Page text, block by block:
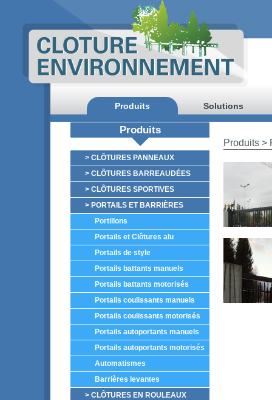
Produits Solutions
Produits
> CLÔTURES PANNEAUX
> CLÔTURES BARREAUDÉES
> CLÔTURES SPORTIVES
> PORTAILS ET BARRIÈRES
Portillons
Portails et Clôtures alu
Portails de style
Portails battants manuels
Portails battants motorisés
Portails coulissants manuels
Portails coulissants motorisés
Portails autoportants manuels
Portails autoportants motorisés
Automatismes
Barrières levantes
> CLÔTURES EN ROULEAUX
Produits >